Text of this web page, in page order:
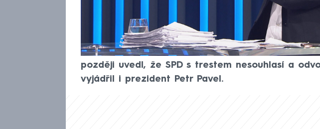
vinu odmítá s tím, že pouze komunikovalo své
nebo zneužívání dávek. Obžalobě čelí i šéf SPD a
Tomio Okamura, toto stíhání je ale přerušené,
odmítli vydat. Jeho skutky tak bude soud
později uvedl, že SPD s trestem nesouhlasí a
vyjádřil i prezident Petr Pavel.